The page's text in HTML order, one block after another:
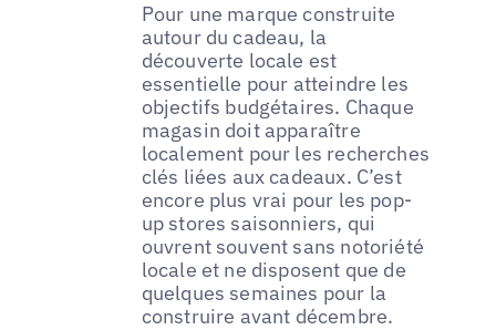
Pour une marque construite
autour du cadeau, la
découverte locale est
essentielle pour atteindre les
objectifs budgétaires. Chaque
magasin doit apparaître
localement pour les recherches
clés liées aux cadeaux. C’est
encore plus vrai pour les pop-
up stores saisonniers, qui
ouvrent souvent sans notoriété
locale et ne disposent que de
quelques semaines pour la
construire avant décembre.